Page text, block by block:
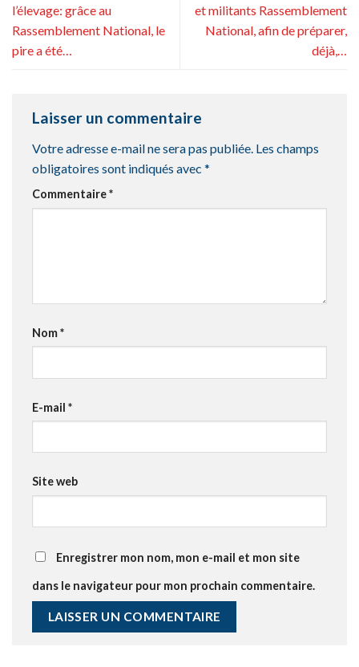
l’élevage: grâce au
Rassemblement National, le
pire a été…
et militants Rassemblement
National, afin de préparer,
déjà,…
Laisser un commentaire
Votre adresse e-mail ne sera pas publiée. Les champs
obligatoires sont indiqués avec *
Commentaire*
Nom*
E-mail *
Site web
Enregistrer mon nom, mon e-mail et mon site
dans le navigateur pour mon prochain commentaire.